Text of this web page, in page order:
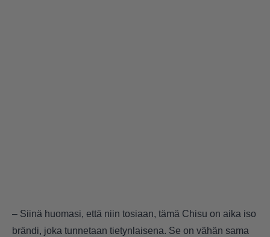
– Siinä huomasi, että niin tosiaan, tämä Chisu on aika iso
brändi, joka tunnetaan tietynlaisena. Se on vähän sama